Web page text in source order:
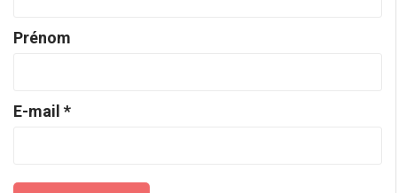
Prénom
E-mail *